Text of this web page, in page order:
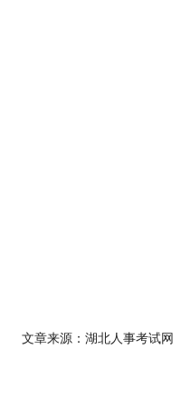
文章来源：湖北人事考试网